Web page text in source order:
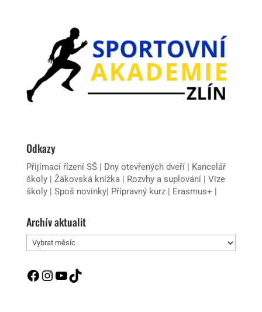
Odkazy
Přijímací řízení SŠ| Dny otevřených dveří| Kancelář
školy| Žákovská knížka | Rozvhy a suplování | Vize
školy | Spoš novinky| Přípravný kurz| Erasmus+ |
Archív aktualit
Archív
aktualit
Facebook
Instagram
YouTube
TikTok